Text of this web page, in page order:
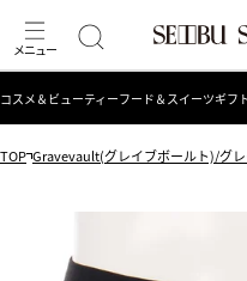
コスメ＆ビューティーフード＆スイーツギフ
TOP Gravevault(グレイブボールト)/グ